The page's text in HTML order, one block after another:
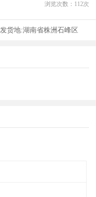
浏览次数： 112次
发货地:湖南省株洲石峰区